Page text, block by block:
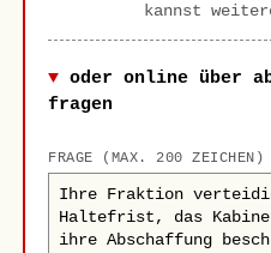
kannst
oder online über
fragen
FRAGE (MAX. 200 ZEICHEN)